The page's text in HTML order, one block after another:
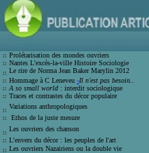
Prolétarisation des mondes ouvriers
Nantes L'excès-la-ville Histoire Sociologie
Le rire de Norma Jean Baker Marylin 2012
Hommage à C Leneveu -Il n'est pas besoin..
A so small world : interdit sociologique
Traces et contrastes du décor populaire
Variations anthropologiques
Ethos de la juste mesure
Les ouvriers des chanson
L'envers du décor : les peuples de l'art
Les ouvriers Nazairiens ou la double vie